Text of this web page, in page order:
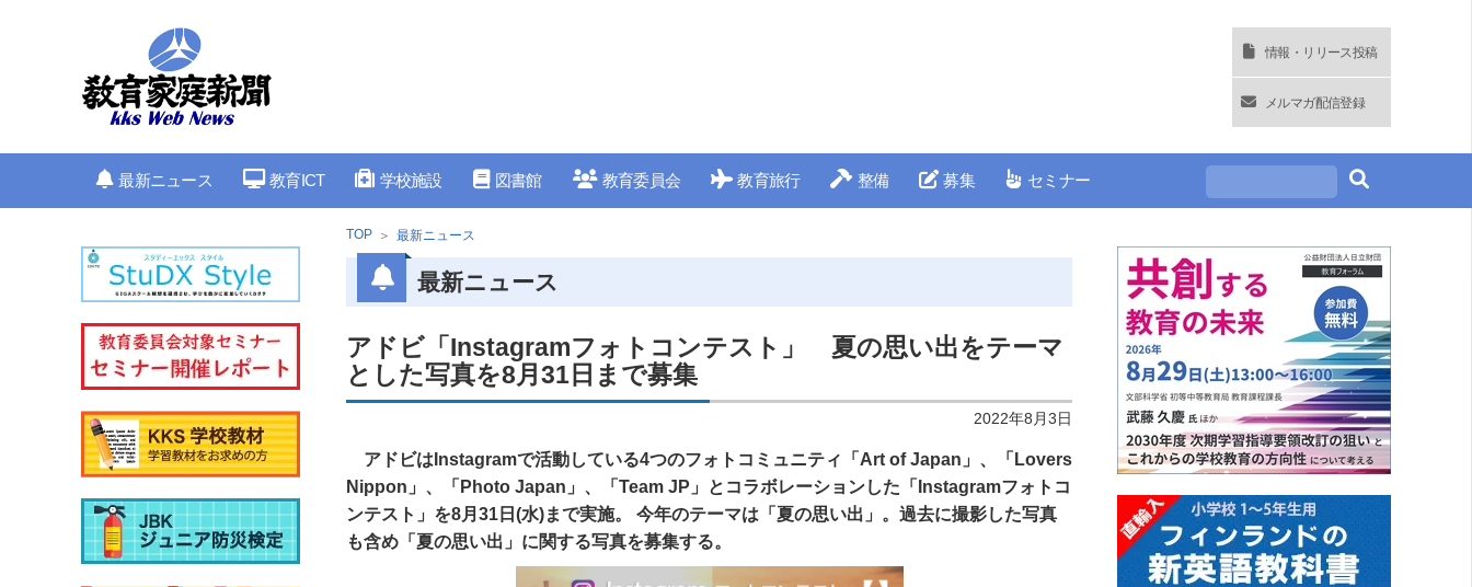
情報・リリース投稿
メルマガ配信登録
最新ニュース 教育ICT 学校施設 図書館 教育委員会 教育旅行 整備 募集 セミナー
TOP 最新ニュース
最新ニュース
アドビ「Instagramフォトコンテスト」 夏の思い出をテーマ
とした写真を8月31日まで募集
2022年8月3日
アドビはInstagramで活動している4つのフォトコミュニティ「Art of Japan」、「Lovers
Nippon」、「Photo Japan」、「Team JP」とコラボレーションした「Instagramフォトコ
ンテスト」を8月31日(水)まで実施。 今年のテーマは「夏の思い出」。過去に撮影した写真
も含め「夏の思い出」に関する写真を募集する。